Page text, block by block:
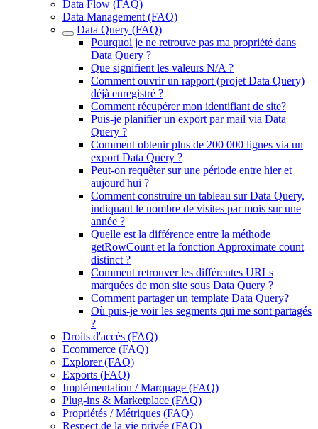
Data Flow (FAQ)
Data Management (FAQ)
Data Query (FAQ)
Pourquoi je ne retrouve pas ma propriété dans
Data Query ?
Que signifient les valeurs N/A ?
Comment ouvrir un rapport (projet Data Query)
déjà enregistré ?
Comment récupérer mon identifiant de site?
Puis-je planifier un export par mail via Data
Query ?
Comment obtenir plus de 200 000 lignes via un
export Data Query ?
Peut-on requêter sur une période entre hier et
aujourd'hui ?
Comment construire un tableau sur Data Query,
indiquant le nombre de visites par mois sur une
année ?
Quelle est la différence entre la méthode
getRowCount et la fonction Approximate count
distinct ?
Comment retrouver les différentes URLs
marquées de mon site sous Data Query ?
Comment partager un template Data Query?
Où puis-je voir les segments qui me sont partagés
?
Droits d'accès (FAQ)
Ecommerce (FAQ)
Explorer (FAQ)
Exports (FAQ)
Implémentation / Marquage (FAQ)
Plug-ins & Marketplace (FAQ)
Propriétés / Métriques (FAQ)
Respect de la vie privée (FAQ)